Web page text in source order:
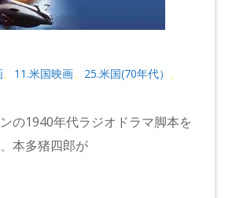
11.米国映画 25.米国(70年代）
の1940年代ラジオドラマ脚本を
本多猪四郎が